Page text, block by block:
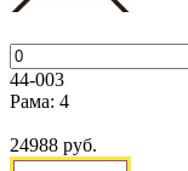
44-003
Рама: 4
24988 руб.